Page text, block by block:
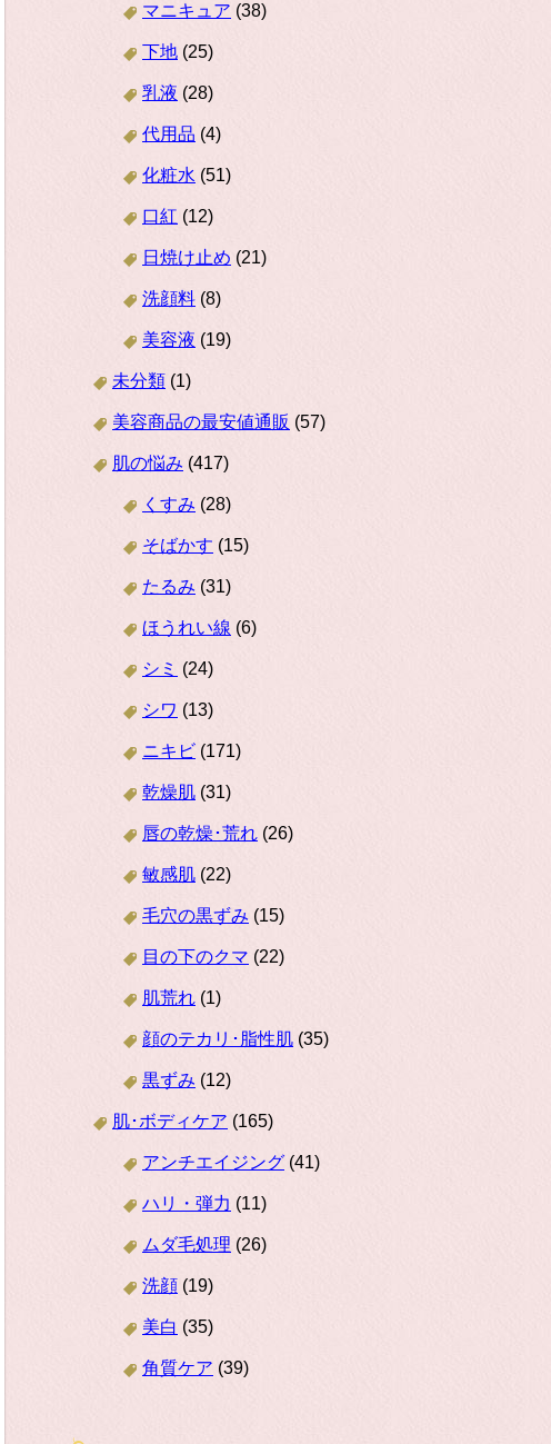
マニキュア (38)
下地 (25)
乳液 (28)
代用品 (4)
化粧水 (51)
口紅 (12)
日焼け止め (21)
洗顔料 (8)
美容液 (19)
未分類 (1)
美容商品の最安値通販 (57)
肌の悩み (417)
くすみ (28)
そばかす (15)
たるみ (31)
ほうれい線 (6)
シミ (24)
シワ (13)
ニキビ (171)
乾燥肌 (31)
唇の乾燥･荒れ (26)
敏感肌 (22)
毛穴の黒ずみ (15)
目の下のクマ (22)
肌荒れ (1)
顔のテカリ･脂性肌 (35)
黒ずみ (12)
肌･ボディケア (165)
アンチエイジング (41)
ハリ・弾力 (11)
ムダ毛処理 (26)
洗顔 (19)
美白 (35)
角質ケア (39)